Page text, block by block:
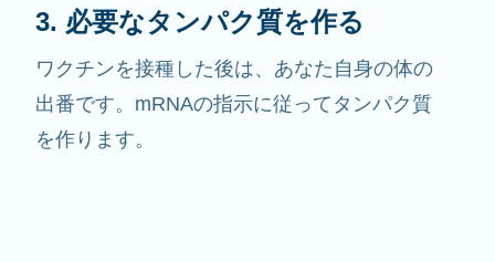
3. 必要なタンパク質を作る
ワクチンを接種した後は、あなた自身の体の
出番です。mRNAの指示に従ってタンパク質
を作ります。